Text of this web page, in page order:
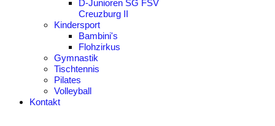
D-Junioren SG FSV
Creuzburg II
Kindersport
Bambini's
Flohzirkus
Gymnastik
Tischtennis
Pilates
Volleyball
Kontakt